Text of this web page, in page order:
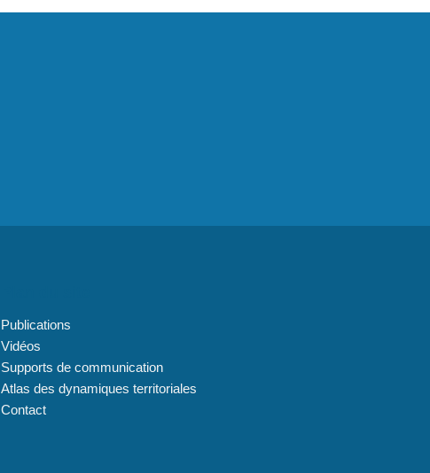
Publications
Vidéos
Supports de communication
Atlas des dynamiques territoriales
Contact